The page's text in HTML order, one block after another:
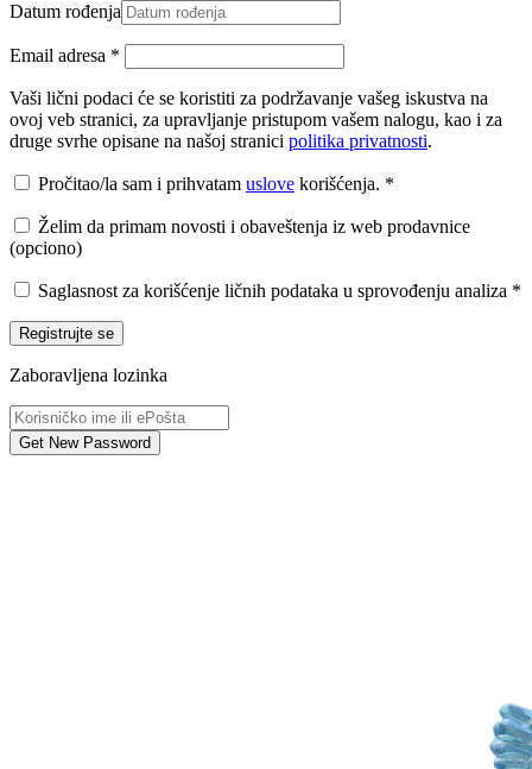
Datum rođenja
Email adresa *
Vaši lični podaci će se koristiti za podržavanje vašeg iskustva na
ovoj veb stranici, za upravljanje pristupom vašem nalogu, kao i za
druge svrhe opisane na našoj stranici politika privatnosti.
Pročitao/la sam i prihvatam uslove korišćenja. *
Želim da primam novosti i obaveštenja iz web prodavnice
(opciono)
Saglasnost za korišćenje ličnih podataka u sprovođenju analiza *
Registrujte se
Zaboravljena lozinka